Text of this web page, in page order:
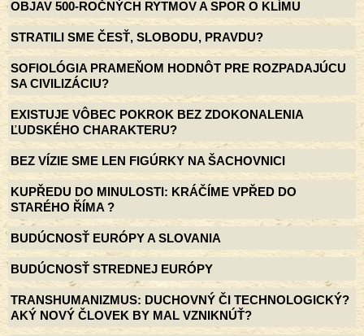
OBJAV 500-ROČNÝCH RYTMOV A SPOR O KLÍMU
STRATILI SME ČESŤ, SLOBODU, PRAVDU?
SOFIOLÓGIA PRAMEŇOM HODNÔT PRE ROZPADAJÚCU
SA CIVILIZÁCIU?
EXISTUJE VÔBEC POKROK BEZ ZDOKONALENIA
ĽUDSKÉHO CHARAKTERU?
BEZ VÍZIE SME LEN FIGÚRKY NA ŠACHOVNICI
KUPŘEDU DO MINULOSTI: KRÁČÍME VPŘED DO
STARÉHO ŘÍMA ?
BUDÚCNOSŤ EURÓPY A SLOVANIA
BUDÚCNOSŤ STREDNEJ EURÓPY
TRANSHUMANIZMUS: DUCHOVNÝ ČI TECHNOLOGICKÝ?
AKÝ NOVÝ ČLOVEK BY MAL VZNIKNÚŤ?